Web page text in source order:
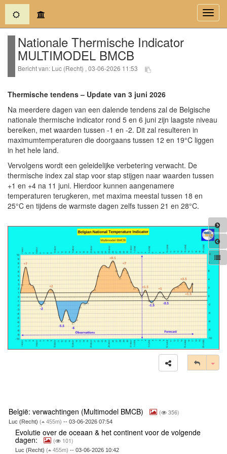
(current)
Nationale Thermische Indicator
MULTIMODEL BMCB
Bericht van: Luc (Recht) , 03-06-2026 11:53
Thermische tendens – Update van 3 juni 2026
Na meerdere dagen van een dalende tendens zal de Belgische
nationale thermische indicator rond 5 en 6 juni zijn laagste niveau
bereiken, met waarden tussen -1 en -2. Dit zal resulteren in
maximumtemperaturen die doorgaans tussen 12 en 19°C liggen
in het hele land.
Vervolgens wordt een geleidelijke verbetering verwacht. De
thermische index zal stap voor stap stijgen naar waarden tussen
+1 en +4 na 11 juni. Hierdoor kunnen aangenamere
temperaturen terugkeren, met maxima meestal tussen 18 en
25°C en tijdens de warmste dagen zelfs tussen 21 en 28°C.
België: verwachtingen (Multimodel BMCB) ( 356)
Luc (Recht) ( 455m) -- 03-06-2026 07:54
Evolutie over de oceaan & het continent voor de volgende
dagen: ( 101)
Luc (Recht) ( 455m) -- 03-06-2026 10:42